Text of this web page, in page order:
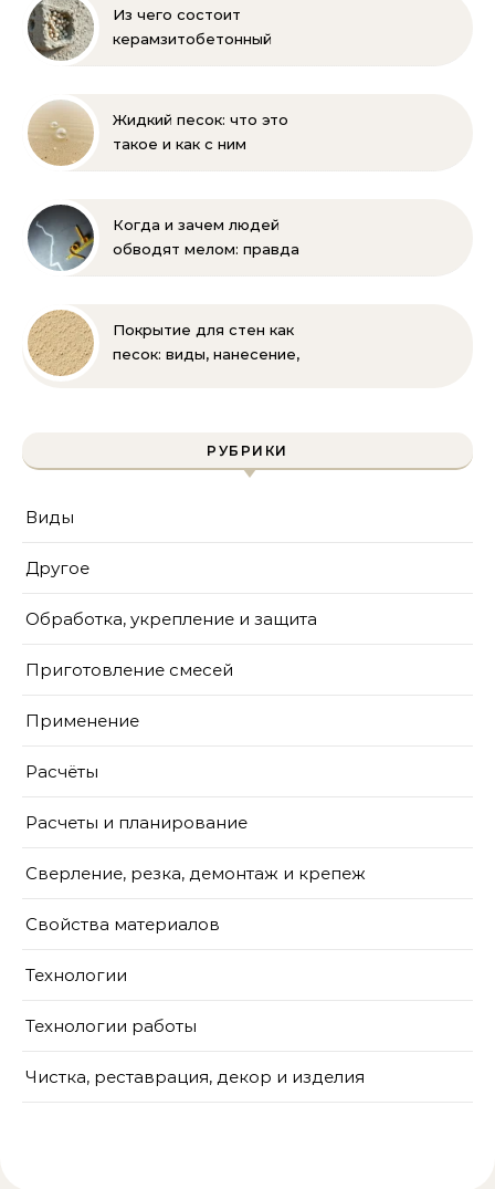
проверенные способы
Из чего состоит
керамзитобетонный
Жидкий песок: что это
такое и как с ним
Когда и зачем людей
обводят мелом: правда
Покрытие для стен как
песок: виды, нанесение,
РУБРИКИ
Виды
Другое
Обработка, укрепление и защита
Приготовление смесей
Применение
Расчёты
Расчеты и планирование
Сверление, резка, демонтаж и крепеж
Свойства материалов
Технологии
Технологии работы
Чистка, реставрация, декор и изделия